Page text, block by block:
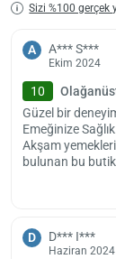
ihtiyaçlarını
eden misafirleri
Otel, asansör ve
Dileyen
faydalanabilmesi
Tesis, otobüs
mesafesinde.
en yakın
Otel, halka açık
olarak belirtiliyor.
Sizi %100 gerçek
A A*** S***
Ekim 2024
10
Güzel bir
Emeğinize
Akşam
bulunan bu
D D*** I***
Haziran 2024